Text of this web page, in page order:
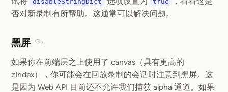
否对新录制有所帮助。这通常可以解决问题。
黑屏
如果你在前端层之上使用了 canvas（具有更高的
zIndex），你可能会在回放录制的会话时注意到黑屏。这
是因为 Web API 目前还不允许我们捕获 alpha 通道。如果